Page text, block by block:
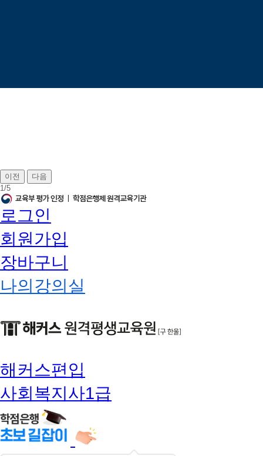
이전
다음
1/5
로그인
회원가입
장바구니
나의강의실
해커스편입
사회복지사1급